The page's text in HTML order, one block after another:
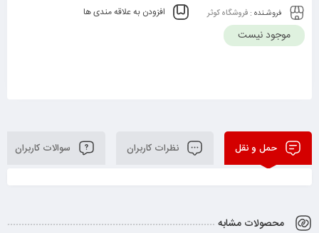
فروشـنده : فروشگاه کوثر افزودن به علاقه مندی ها
موجود نیست
حمل و نقل نظرات کاربران سوالات کاربران
محصولات مشابه